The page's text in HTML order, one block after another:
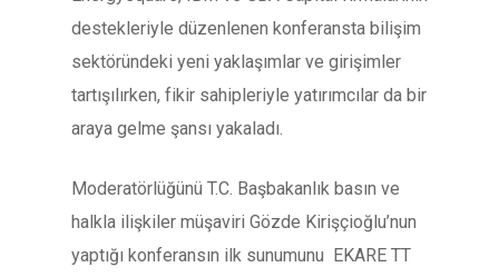
destekleriyle düzenlenen konferansta bilişim
sektöründeki yeni yaklaşımlar ve girişimler
tartışılırken, fikir sahipleriyle yatırımcılar da bir
araya gelme şansı yakaladı.
Moderatörlüğünü T.C. Başbakanlık basın ve
halkla ilişkiler müşaviri Gözde Kirişçioğlu’nun
yaptığı konferansın ilk sunumunu EKARE TT